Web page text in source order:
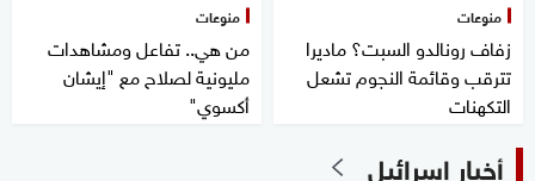
منوعات
زفاف رونالدو السبت؟ ماديرا
تترقب وقائمة النجوم تشعل
التكهنات
منوعات
من هي.. تفاعل ومشاهدات
مليونية لصلاح مع "إيشان
أكسوي"
أخبار إسرائيل